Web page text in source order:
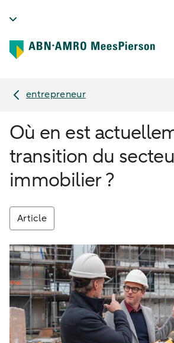
entrepreneur
Où en est
transition du
immobilier ?
Article